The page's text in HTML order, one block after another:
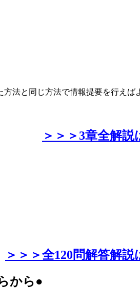
法と同じ方法で情報提要を行え
＞＞＞3章全解
＞＞＞全120問解答解
から●